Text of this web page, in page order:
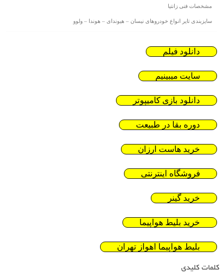
مشخصات فنی زانتیا
سایزبندی تایر انواع خودروهای نیسان – هیوندای – هوندا – ولوو
دانلود فیلم
سایت میبینیم
دانلود بازی کامیپوتر
دوره بقا در طبیعت
خرید هاست ارزان
فروشگاه اینترنتی
خرید گینر
خرید بلیط هواپیما
بلیط هواپیما اهواز تهران
کلمات کلیدی